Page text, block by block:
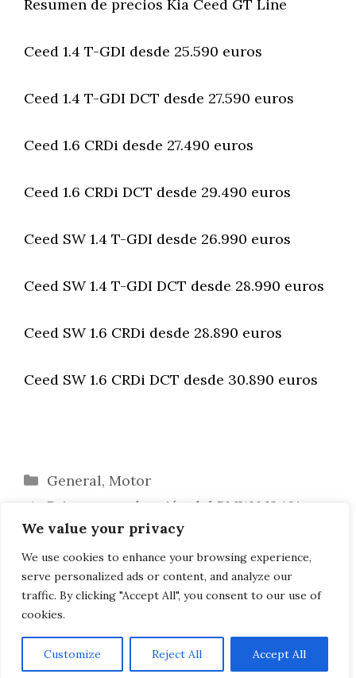
We value your privacy
We use cookies to enhance your browsing experience,
serve personalized ads or content, and analyze our
traffic. By clicking "Accept All", you consent to our use of
cookies.
Customize Reject All Accept All
Resumen de precios Kia Ceed GT Line
Ceed 1.4 T-GDI desde 25.590 euros
Ceed 1.4 T-GDI DCT desde 27.590 euros
Ceed 1.6 CRDi desde 27.490 euros
Ceed 1.6 CRDi DCT desde 29.490 euros
Ceed SW 1.4 T-GDI desde 26.990 euros
Ceed SW 1.4 T-GDI DCT desde 28.990 euros
Ceed SW 1.6 CRDi desde 28.890 euros
Ceed SW 1.6 CRDi DCT desde 30.890 euros
Categorías
General, Motor
Primera conducción del BMW M340i
xDrive: va de lado sin problemas
El nuevo Porsche 718 T como Cayman y
Boxster
AVISO LEGAL, POLITICA DE PRIVACIDAD, COOKIES